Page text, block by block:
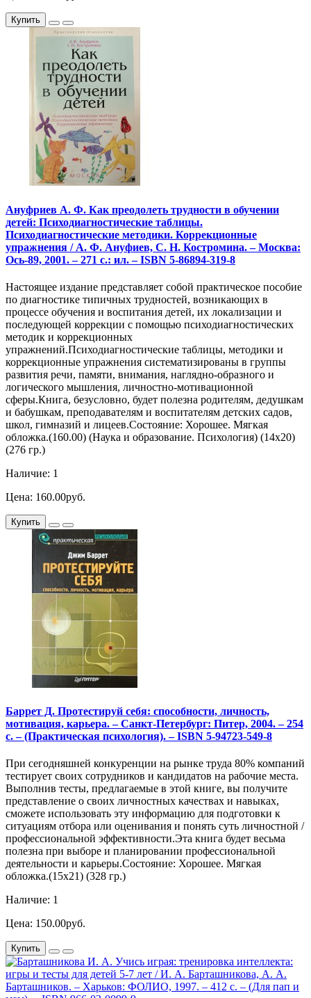
Купить
Ануфриев А. Ф. Как преодолеть трудности в обучении
детей: Психодиагностические таблицы.
Психодиагностические методики. Коррекционные
упражнения / А. Ф. Ануфиев, С. Н. Костромина. – Москва:
Ось-89, 2001. – 271 с.: ил. – ISBN 5-86894-319-8
Настоящее издание представляет собой практическое пособие
по диагностике типичных трудностей, возникающих в
процессе обучения и воспитания детей, их локализации и
последующей коррекции с помощью психодиагностических
методик и коррекционных
упражнений.Психодиагностические таблицы, методики и
коррекционные упражнения систематизированы в группы
развития речи, памяти, внимания, наглядно-образного и
логического мышления, личностно-мотивационной
сферы.Книга, безусловно, будет полезна родителям, дедушкам
и бабушкам, преподавателям и воспитателям детских садов,
школ, гимназий и лицеев.Состояние: Хорошее. Мягкая
обложка.(160.00) (Наука и образование. Психология) (14х20)
(276 гр.)
Наличие: 1
Цена: 160.00руб.
Купить
Баррет Д. Протестируй себя: способности, личность,
мотивация, карьера. – Санкт-Петербург: Питер, 2004. – 254
с. – (Практическая психология). – ISBN 5-94723-549-8
При сегодняшней конкуренции на рынке труда 80% компаний
тестирует своих сотрудников и кандидатов на рабочие места.
Выполнив тесты, предлагаемые в этой книге, вы получите
представление о своих личностных качествах и навыках,
сможете использовать эту информацию для подготовки к
ситуациям отбора или оценивания и понять суть личностной /
профессиональной эффективности.Эта книга будет весьма
полезна при выборе и планировании профессиональной
деятельности и карьеры.Состояние: Хорошее. Мягкая
обложка.(15х21) (328 гр.)
Наличие: 1
Цена: 150.00руб.
Купить